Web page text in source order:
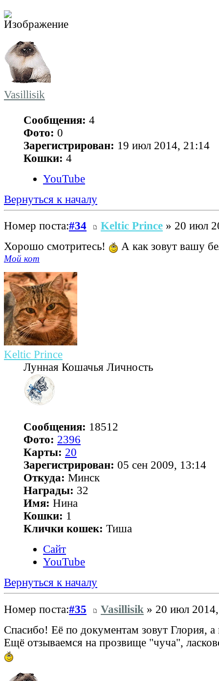
Vasillisik
Сообщения: 4
Фото: 0
Зарегистрирован: 19 июл 2014, 21:14
Кошки: 4
YouTube
Вернуться к началу
Номер поста:#34 Keltic Prince » 20 июл
Хорошо смотритесь!
А как зовут вашу
Мой кот
Keltic Prince
Лунная Кошачья Личность
Сообщения: 18512
Фото: 2396
Карты: 20
Зарегистрирован: 05 сен 2009, 13:14
Откуда: Минск
Награды: 32
Имя: Нина
Кошки: 1
Клички кошек: Тиша
Сайт
YouTube
Вернуться к началу
Номер поста:#35 Vasillisik » 20 июл
Спасибо! Её по документам зовут Глория,
Ещё отзываемся на прозвище "чуча",